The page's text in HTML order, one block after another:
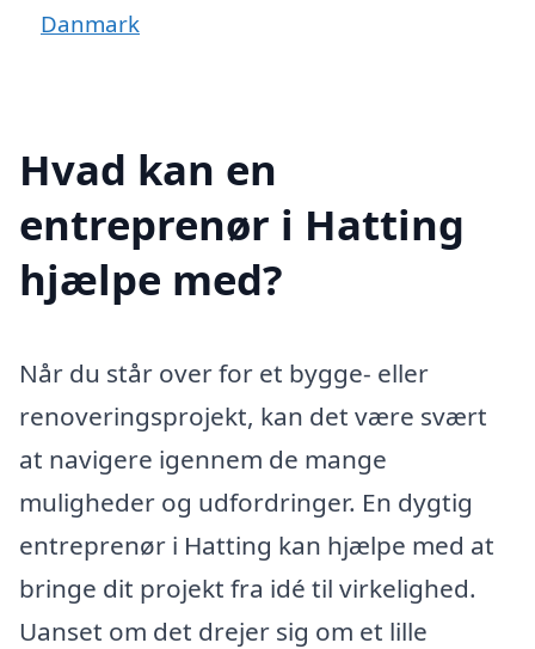
Danmark
Hvad kan en
entreprenør i Hatting
hjælpe med?
Når du står over for et bygge- eller
renoveringsprojekt, kan det være svært
at navigere igennem de mange
muligheder og udfordringer. En dygtig
entreprenør i Hatting kan hjælpe med at
bringe dit projekt fra idé til virkelighed.
Uanset om det drejer sig om et lille